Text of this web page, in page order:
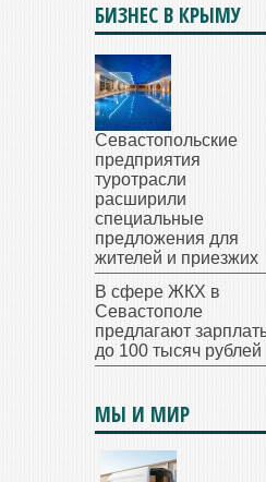
БИЗНЕС В КРЫМУ
Севастопольские
предприятия
туротрасли
расширили
специальные
предложения для
жителей и приезжих
В сфере ЖКХ в
Севастополе
предлагают
до 100 тысяч рублей
МЫ И МИР